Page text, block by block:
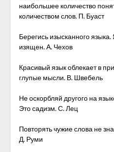
наибольшее количество
количеством слов. П. Буаст
Берегись изысканного
изящен. А. Чехов
Красивый язык облекает в
глупые мысли. В. Швебель
Не оскорбляй другого на
Это садизм. С. Лец
Повторять чужие слова не
Д. Руми